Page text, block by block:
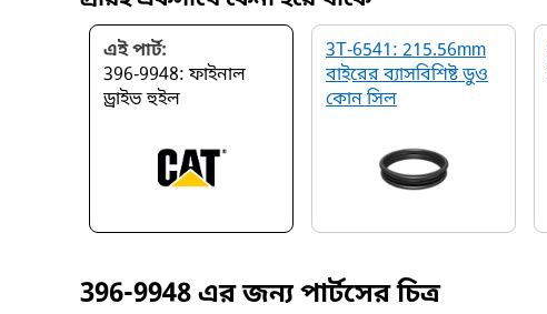
এই পার্ট:
396-9948: ফাইনাল
ড্রাইভ হুইল
3T-6541: 215.56mm
বাইরের ব্যাসবিশিষ্ট ডুও
কোন সিল
396-9948এর জন্য পার্টসের চিত্র